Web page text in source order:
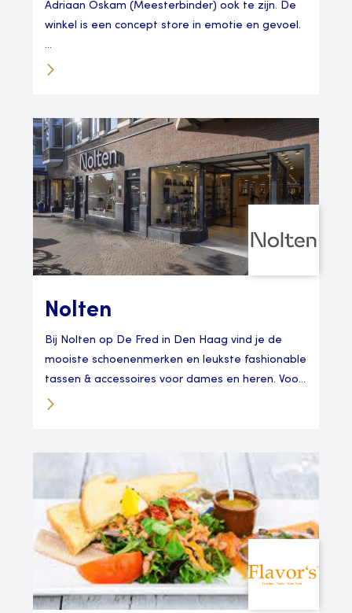
Adriaan Oskam (Meesterbinder) ook te zijn. De
winkel is een concept store in emotie en gevoel.
...
Nolten
Bij Nolten op De Fred in Den Haag vind je de
mooiste schoenenmerken en leukste fashionable
tassen & accessoires voor dames en heren. Voo...